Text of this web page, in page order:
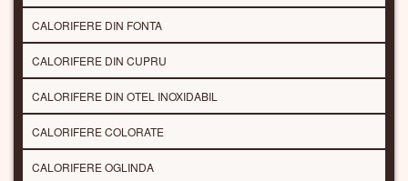
CALORIFERE DIN FONTA
CALORIFERE DIN CUPRU
CALORIFERE DIN OTEL INOXIDABIL
CALORIFERE COLORATE
CALORIFERE OGLINDA